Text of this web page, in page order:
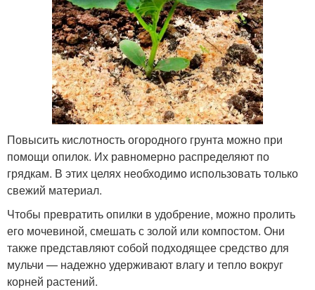
Повысить кислотность огородного грунта можно при
помощи опилок. Их равномерно распределяют по
грядкам. В этих целях необходимо использовать только
свежий материал.
Чтобы превратить опилки в удобрение, можно пролить
его мочевиной, смешать с золой или компостом. Они
также представляют собой подходящее средство для
мульчи — надежно удерживают влагу и тепло вокруг
корней растений.